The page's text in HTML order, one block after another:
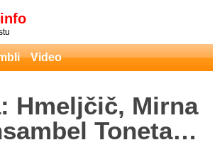
Video
Hmeljčič, Mirna
Toneta